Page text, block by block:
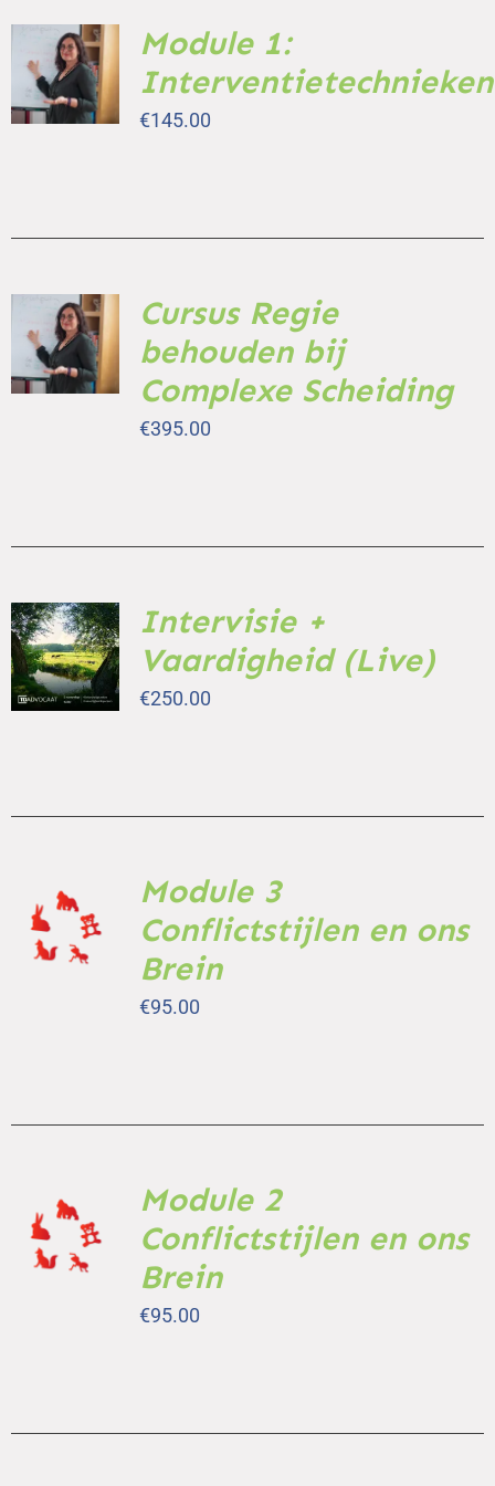
TOEVOEGEN
AAN
WINKELWAGEN
/
DETAILS
Module 1:
Interventietechnieken
€145.00
TOEVOEGEN
AAN
WINKELWAGEN
/
DETAILS
Cursus Regie
behouden bij
Complexe Scheiding
€395.00
TOEVOEGEN
AAN
WINKELWAGEN
/
DETAILS
Intervisie +
Vaardigheid (Live)
€250.00
AAN
WINKELWAGEN
Module 3
Conflictstijlen en ons
Brein
€95.00
AAN
WINKELWAGEN
Module 2
Conflictstijlen en ons
Brein
€95.00